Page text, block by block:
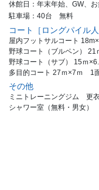
休館日：年末年始、GW、お
駐車場：40台 無料
コート［ロングパイル人
屋内フットサルコート
野球コート（ブルペン）
野球コート（サブ） 15ｍ
多目的コート 27ｍ×7ｍ 1
その他
ミニトレーニングジム 更衣
シャワー室（無料・男女）